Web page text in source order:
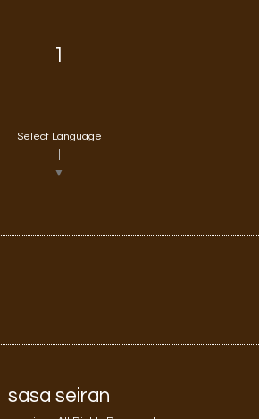
1
Select Language
▼
sasa seiran